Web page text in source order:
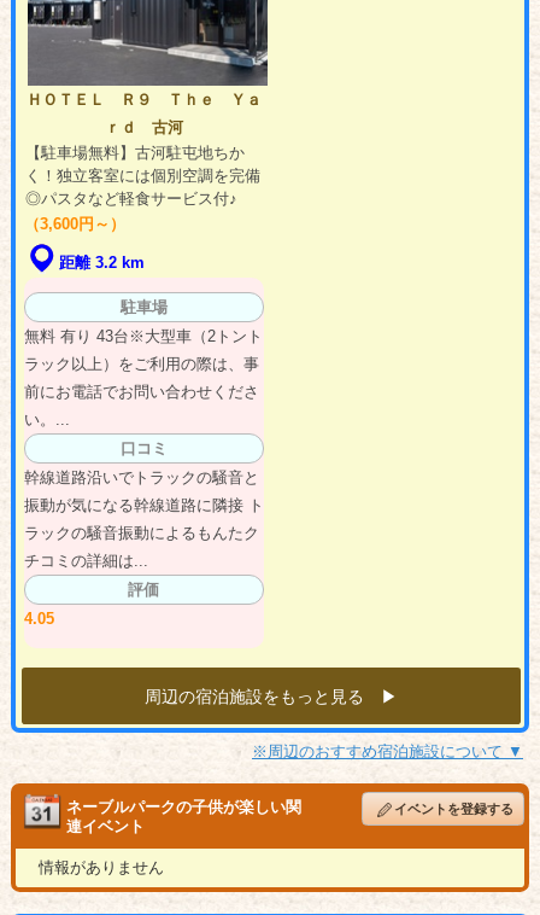
ＨＯＴＥＬ Ｒ９ Ｔｈｅ Ｙａ
ｒｄ 古河
【駐車場無料】古河駐屯地ちか
く！独立客室には個別空調を完備
◎パスタなど軽食サービス付♪
（3,600円～）
距離 3.2 km
駐車場
無料 有り 43台※大型車（2トント
ラック以上）をご利用の際は、事
前にお電話でお問い合わせくださ
い。...
口コミ
幹線道路沿いでトラックの騒音と
振動が気になる幹線道路に隣接 ト
ラックの騒音振動によるもんたク
チコミの詳細は...
評価
4.05
周辺の宿泊施設をもっと見る ▶︎
※周辺のおすすめ宿泊施設について ▼
ネーブルパークの子供が楽しい関
連イベント
イベントを登録する
情報がありません